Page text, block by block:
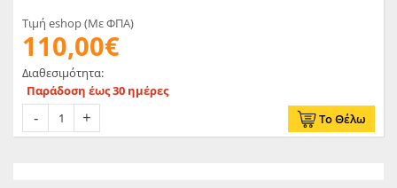
Τιμή eshop (Με ΦΠΑ)
110,00€
Διαθεσιμότητα:
Παράδοση έως 30 ημέρες
Το Θέλω